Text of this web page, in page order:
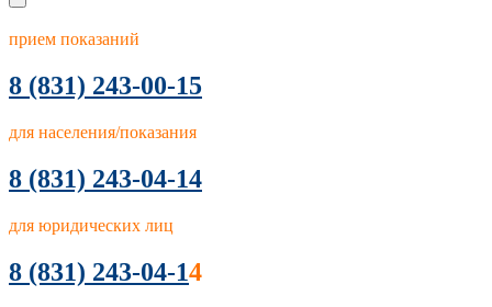
прием показаний
8 (831) 243-00-15
для населения/показания
8 (831) 243-04-14
для юридических лиц
8 (831) 243-04-14